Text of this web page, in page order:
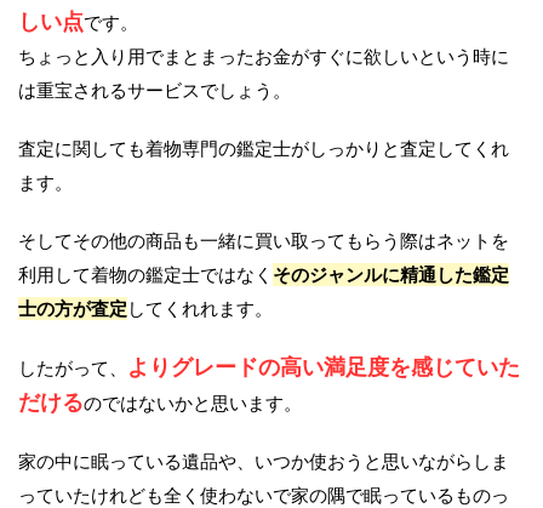
しい点です。
ちょっと入り用でまとまったお金がすぐに欲しいという時に
は重宝されるサービスでしょう。
査定に関しても着物専門の鑑定士がしっかりと査定してくれ
ます。
そしてその他の商品も一緒に買い取ってもらう際はネットを
利用して着物の鑑定士ではなく そのジャンルに精通した鑑定
士の方が査定 してくれれます。
したがって、
よりグレードの高い満足度を感じていた
だけるのではないかと思います。
家の中に眠っている遺品や、いつか使おうと思いながらしま
っていたけれども全く使わないで家の隅で眠っているものっ